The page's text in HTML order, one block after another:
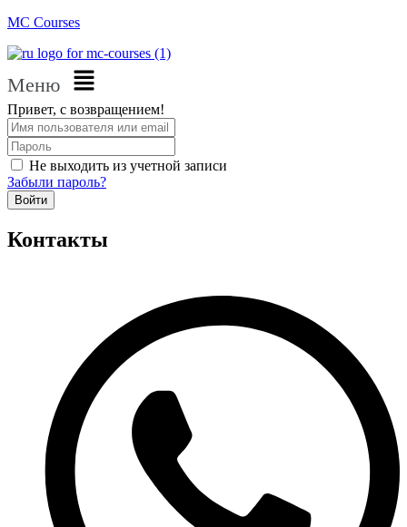
MC Courses
Меню
Привет, с возвращением!
Не выходить из учетной записи
Забыли пароль?
Войти
Контакты